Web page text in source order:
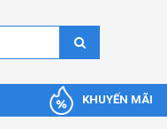
KHUYẾN MÃI